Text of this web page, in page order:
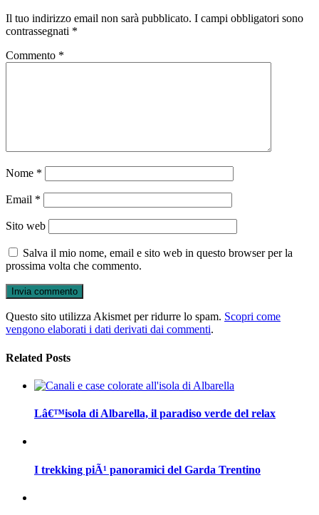
Il tuo indirizzo email non sarà pubblicato. I campi obbligatori sono
contrassegnati *
Commento *
Nome *
Email *
Sito web
Salva il mio nome, email e sito web in questo browser per la
prossima volta che commento.
Questo sito utilizza Akismet per ridurre lo spam. Scopri come
vengono elaborati i dati derivati dai commenti.
Related Posts
Lâ€™isola di Albarella, il paradiso verde del relax
I trekking piÃ¹ panoramici del Garda Trentino